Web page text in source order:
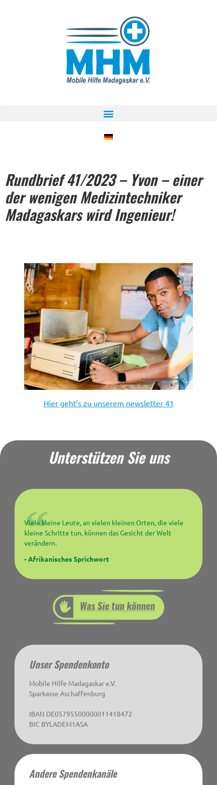
Rundbrief 41/2023 – Yvon – einer
der wenigen Medizintechniker
Madagaskars wird Ingenieur!
Hier geht’s zu unserem newsletter 41
Unterstützen Sie uns
Viele kleine Leute, an vielen kleinen Orten, die viele
kleine Schritte tun, können das Gesicht der Welt
verändern.
- Afrikanisches Sprichwort
Unser Spendenkonto
Mobile Hilfe Madagaskar e.V.
Sparkasse Aschaffenburg
IBAN DE05795500000011418472
BIC BYLADEM1ASA
Andere Spendenkanäle